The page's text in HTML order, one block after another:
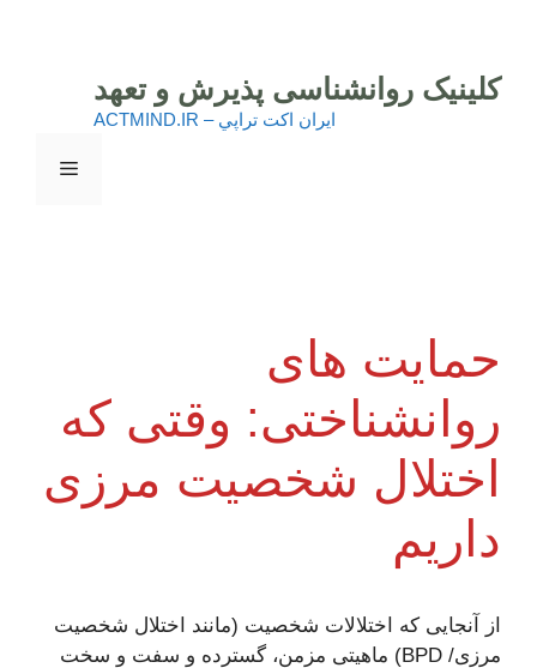
محتواکلینیک روانشناسی پذیرش و تعهد
ايران اكت تراپي – ACTMIND.IR
فهرست
حمایت های
روانشناختی: وقتی که
اختلال شخصیت مرزی
داریم
از آنجایی که اختلالات شخصیت (مانند اختلال شخصیت
مرزی/ BPD) ماهیتی مزمن، گسترده و سفت و سخت